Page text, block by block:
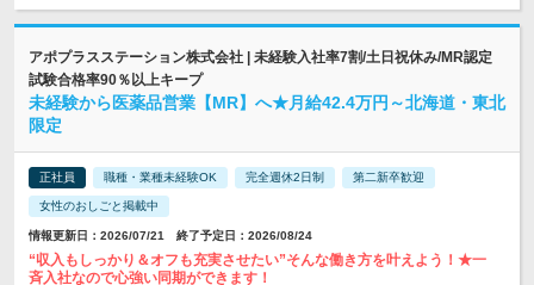
アポプラスステーション株式会社 | 未経験入社率7割/土日祝休み/MR認定
試験合格率90％以上キープ
未経験から医薬品営業【MR】へ★月給42.4万円～北海道・東北
限定
正社員 職種・業種未経験OK 完全週休2日制 第二新卒歓迎
女性のおしごと掲載中
情報更新日：2026/07/21 終了予定日：2026/08/24
“収入もしっかり＆オフも充実させたい”そんな働き方を叶えよう！★一
斉入社なので心強い同期ができます！